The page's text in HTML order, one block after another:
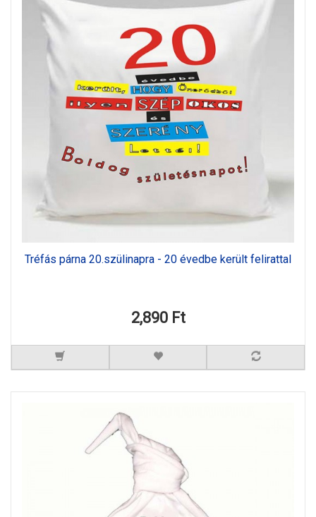
Tréfás párna 20.szülinapra - 20 évedbe került felirattal
2,890 Ft